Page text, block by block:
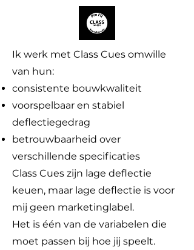
Ik werk met Class Cues omwille
van hun:
consistente bouwkwaliteit
voorspelbaar en stabiel
deflectiegedrag
betrouwbaarheid over
verschillende specificaties
Class Cues zijn lage deflectie
keuen, maar lage deflectie is voor
mij geen marketinglabel.
Het is één van de variabelen die
moet passen bij hoe jij speelt.